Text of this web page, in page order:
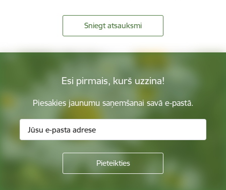
Sniegt atsauksmi
Esi pirmais, kurš uzzina!
Piesakies jaunumu saņemšanai savā e-pastā.